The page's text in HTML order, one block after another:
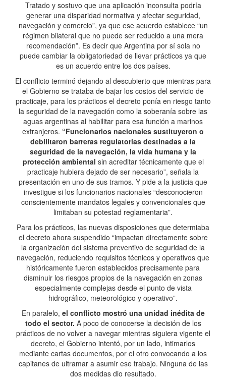
Tratado y sostuvo que una aplicación inconsulta podría
generar una disparidad normativa y afectar seguridad,
navegación y comercio”, ya que ese acuerdo establece “un
régimen bilateral que no puede ser reducido a una mera
recomendación”. Es decir que Argentina por sí sola no
puede cambiar la obligatoriedad de llevar prácticos ya que
es un acuerdo entre los dos países.
El conflicto terminó dejando al descubierto que mientras para
el Gobierno se trataba de bajar los costos del servicio de
practicaje, para los prácticos el decreto ponía en riesgo tanto
la seguridad de la navegación como la soberanía sobre las
aguas argentinas al habilitar para esa función a marinos
extranjeros. “Funcionarios nacionales sustituyeron o
debilitaron barreras regulatorias destinadas a la
seguridad de la navegación, la vida humana y la
protección ambiental sin acreditar técnicamente que el
practicaje hubiera dejado de ser necesario”, señala la
presentación en uno de sus tramos. Y pide a la justicia que
investigue si los funcionarios nacionales “desconocieron
conscientemente mandatos legales y convencionales que
limitaban su potestad reglamentaria”.
Para los prácticos, las nuevas disposiciones que determiaba
el decreto ahora suspendido “impactan directamente sobre
la organización del sistema preventivo de seguridad de la
navegación, reduciendo requisitos técnicos y operativos que
históricamente fueron establecidos precisamente para
disminuir los riesgos propios de la navegación en zonas
especialmente complejas desde el punto de vista
hidrográfico, meteorológico y operativo”.
En paralelo, el conflicto mostró una unidad inédita de
todo el sector. A poco de conocerse la decisión de los
prácticos de no volver a navegar mientras siguiera vigente el
decreto, el Gobierno intentó, por un lado, intimarlos
mediante cartas documentos, por el otro convocando a los
capitanes de ultramar a asumir ese trabajo. Ninguna de las
dos medidas dio resultado.